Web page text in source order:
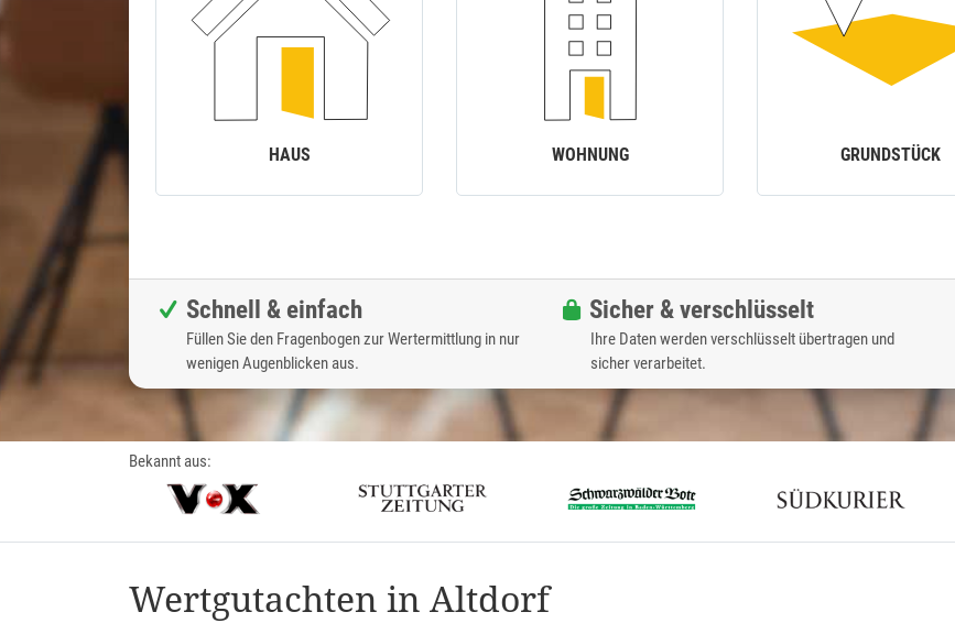
HAUS WOHNUNG GRUNDSTÜCK
Schnell & einfach
Füllen Sie den Fragenbogen zur Wertermittlung in nur
wenigen Augenblicken aus.
Sicher & verschlüsselt
Ihre Daten werden verschlüsselt übertragen und
sicher verarbeitet.
Bekannt aus:
Wertgutachten in Altdorf